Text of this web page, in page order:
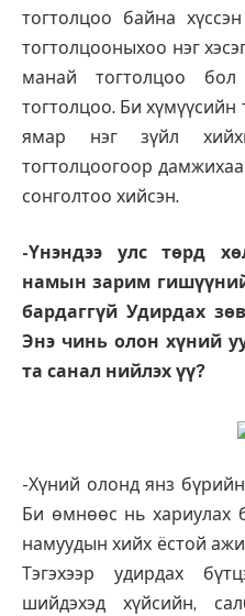
тогтолцоо байна
тогтолцооныхоо нэг
манай тогтолцоо
тогтолцоо. Би
ямар нэг зүйл
тогтолцоогоор
сонголтоо хийсэн.
-Үнэндээ улс төрд
намын зарим
бардаггүй Удирдах
Энэ чинь олон хүний
та санал нийлэх үү?
-Хүний олонд янз
Би өмнөөс нь хариулах
намуудын хийх ёстой
Тэгэхээр удирдах
шийдэхэд хүйсийн,